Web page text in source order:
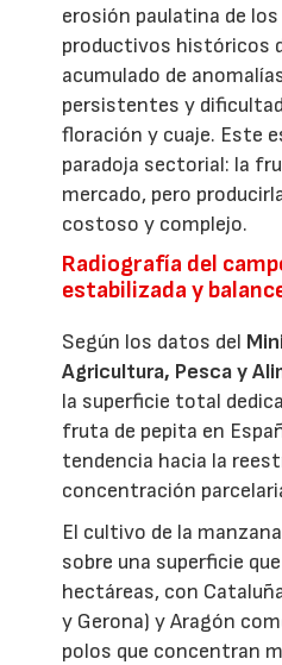
erosión paulatina de
productivos históricos
acumulado de
persistentes y
floración y cuaje. Este
paradoja sectorial: la
mercado, pero
costoso y complejo.
Radiografía del
estabilizada y
Según los datos del
Agricultura, Pesca y
la superficie total
fruta de pepita en
tendencia hacia la
concentración
El cultivo de la
sobre una superficie
hectáreas, con
y Gerona) y Aragón
polos que concentran